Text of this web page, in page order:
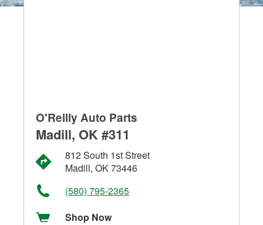
O'Reilly Auto Parts
Madill, OK #311
812 South 1st Street
Madill, OK 73446
(580) 795-2365
Shop Now